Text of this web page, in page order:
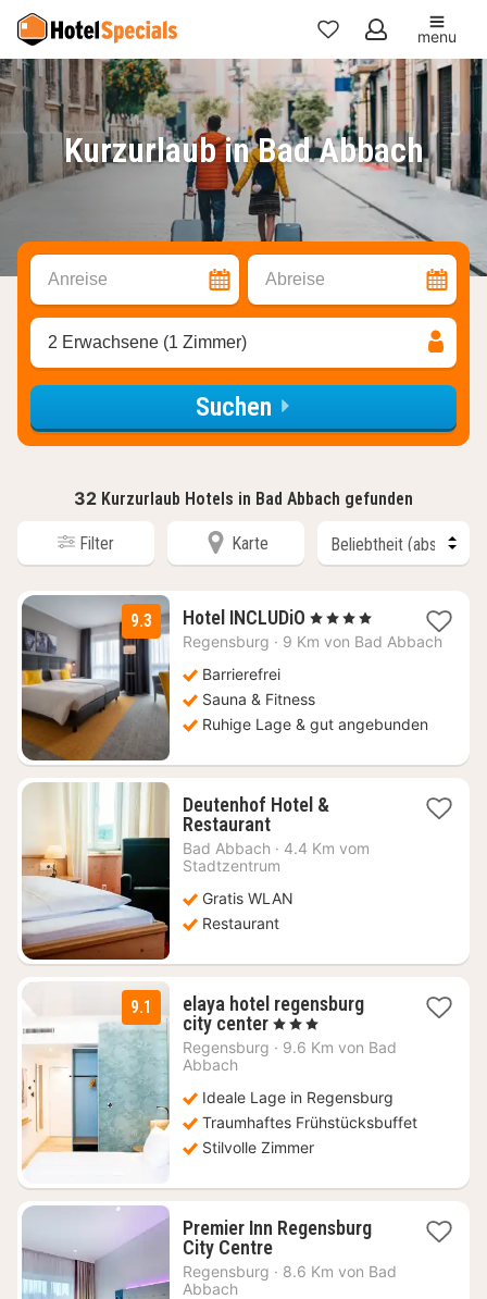
Meine
Favoriten
menu
Kurzurlaub in Bad Abbach
Anreise Abreise
2 Erwachsene (1 Zimmer)
Suchen
32 Kurzurlaub Hotels in Bad Abbach gefunden
Filter Karte
9.3 Hotel INCLUDiO 2
Nächte
€
, 4 Sterne
Regensburg · 9 Km von Bad Abbach
Barrierefrei
Sauna & Fitness
Ruhige Lage & gut angebunden
Deutenhof Hotel &
Restaurant1
Nacht
ab
€
Bad Abbach · 4.4 Km vom
Stadtzentrum
Gratis WLAN
Restaurant
9.1
elaya hotel regensburg
city center1
Nacht
€
, 3 Sterne
Regensburg · 9.6 Km von Bad
Abbach
Ideale Lage in Regensburg
Traumhaftes Frühstücksbuffet
Stilvolle Zimmer
Premier Inn Regensburg
City Centre1
Nacht
Regensburg · 8.6 Km von Bad
Abbach